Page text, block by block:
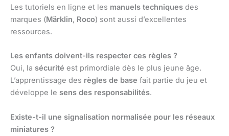
Les tutoriels en ligne et les manuels techniques des
marques (Märklin, Roco) sont aussi d’excellentes
ressources.
Les enfants doivent-ils respecter ces règles ?
Oui, la sécurité est primordiale dès le plus jeune âge.
L’apprentissage des règles de base fait partie du jeu et
développe le sens des responsabilités.
Existe-t-il une signalisation normalisée pour les réseaux
miniatures ?